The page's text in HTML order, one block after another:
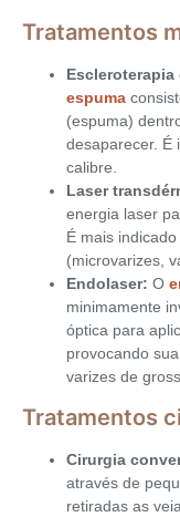
Tratamentos
Escleroterapia
espuma
(espuma)
desaparecer. É
calibre.
Laser
energia laser
É mais
(microvarizes,
Endolaser: O
minimamente
óptica para
provocando
varizes de
Tratamentos
Cirurgia
através de
retiradas as